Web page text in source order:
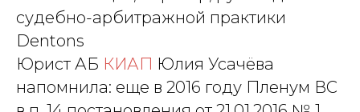
судебно-арбитражной практики
Dentons
Юрист АБ КИАП Юлия Усачёва
напомнила: еще в 2016 году Пленум ВС